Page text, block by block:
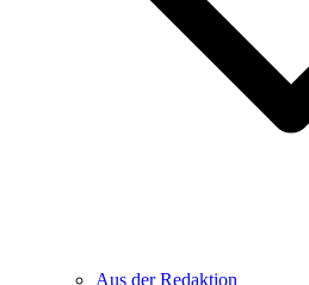
Aus der Redaktion